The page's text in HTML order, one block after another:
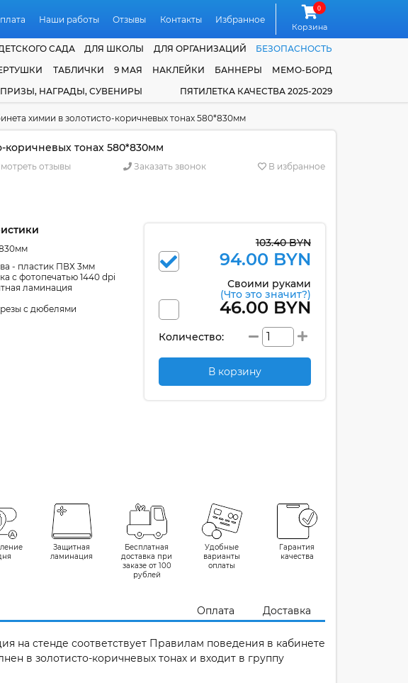
Наши работы Отзывы Контакты Избранное
0
Корзина
САДА ДЛЯ ШКОЛЫ ДЛЯ ОРГАНИЗАЦИЙ
БЕЗОПАСНОСТЬ
ТАБЛИЧКИ 9 МАЯ НАКЛЕЙКИ БАННЕРЫ
МЕМО-БОРД
ПРИЗЫ, НАГРАДЫ, СУВЕНИРЫ ПЯТИЛЕТКА КАЧЕСТВА 2025-2029
химии в золотисто-коричневых тонах 580*830мм
коричневых тонах 580*830мм
отзывы Заказать звонок В избранное
- пластик ПВХ 3мм
с фотопечатью 1440 dpi
ламинация
с дюбелями
103.40 BYN
94.00 BYN
Своими руками
(Что это значит?)
46.00 BYN
Количество:
В корзину
Защитная
ламинация
Бесплатная
доставка при
заказе от 100
рублей
Удобные
варианты
оплаты
Гарантия
качества
Оплата Доставка
на стенде соответствует Правилам поведения в кабинете
в золотисто-коричневых тонах и входит в группу